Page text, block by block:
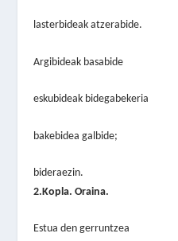
lasterbideak atzerabide.
Argibideak basabide
eskubideak bidegabekeria
bakebidea galbide;
bideraezin.
2.Kopla. Oraina.
Estuaden gerruntzea